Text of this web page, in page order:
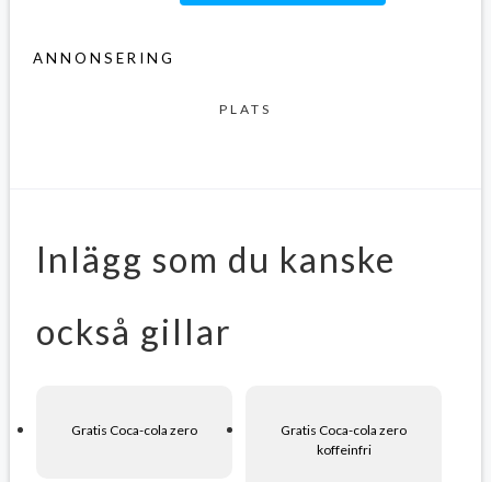
ANNONSERING
PLATS
Inlägg som du kanske
också gillar
Gratis Coca-cola zero
Gratis Coca-cola zero
koffeinfri